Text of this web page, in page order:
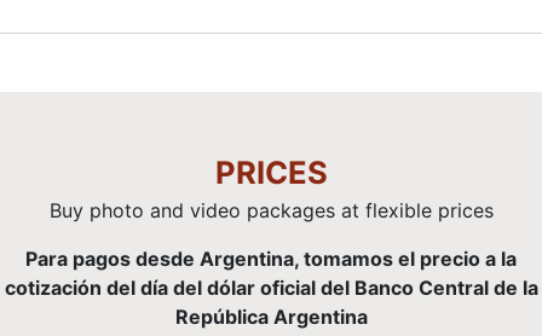
PRICES
Buy photo and video packages at flexible prices
Para pagos desde Argentina, tomamos el precio a la
cotización del día del dólar oficial del Banco Central de la
República Argentina